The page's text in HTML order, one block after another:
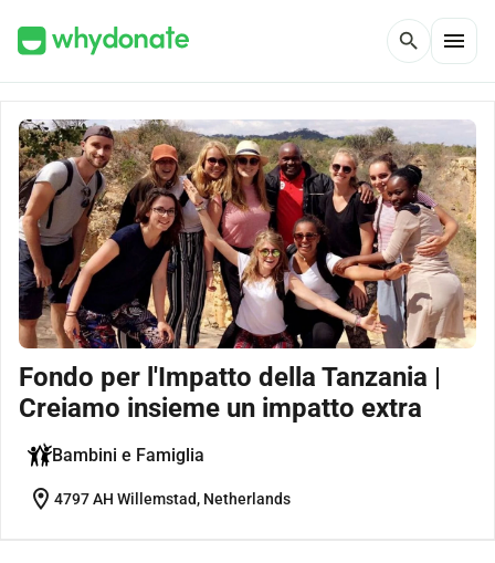
search menu
Fondo per l'Impatto della Tanzania |
Creiamo insieme un impatto extra
Bambini e Famiglia
location_on 4797 AH Willemstad, Netherlands